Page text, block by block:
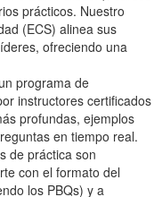
prácticos. Nuestro
(ECS) alinea sus
ofreciendo una
programa de
instructores certificados
profundas, ejemplos
en tiempo real.
de práctica son
con el formato del
los PBQs) y a